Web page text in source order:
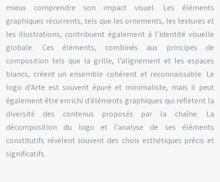
mieux comprendre son impact visuel. Les éléments
graphiques récurrents, tels que les ornements, les textures et
les illustrations, contribuent également à l’identité visuelle
globale. Ces éléments, combinés aux principes de
composition tels que la grille, l’alignement et les espaces
blancs, créent un ensemble cohérent et reconnaissable. Le
logo d’Arte est souvent épuré et minimaliste, mais il peut
également être enrichi d’éléments graphiques qui reflètent la
diversité des contenus proposés par la chaîne. La
décomposition du logo et l’analyse de ses éléments
constitutifs révèlent souvent des choix esthétiques précis et
significatifs.